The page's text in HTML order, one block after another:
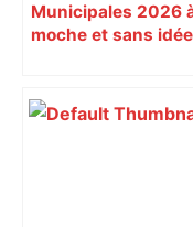
Municipales 2026
moche et sans
Augustins